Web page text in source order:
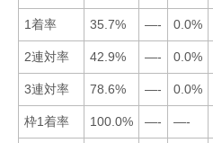
1着率 35.7% —- 0.0%
2連対率 42.9% —- 0.0%
3連対率 78.6% —- 0.0%
枠1着率 100.0% —- —-